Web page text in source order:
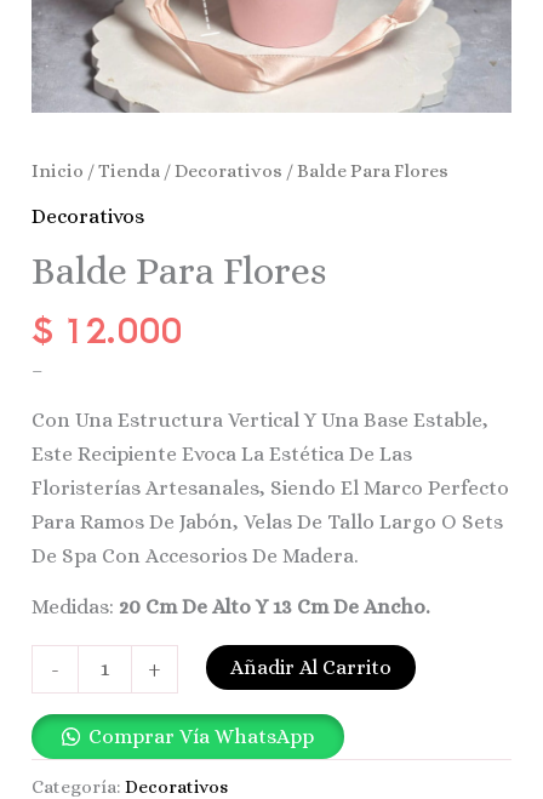
Inicio /Tienda /Decorativos / Balde Para Flores
Decorativos
Balde Para Flores
$ 12.000
–
Con Una Estructura Vertical Y Una Base Estable,
Este Recipiente Evoca La Estética De Las
Floristerías Artesanales, Siendo El Marco Perfecto
Para Ramos De Jabón, Velas De Tallo Largo O Sets
De Spa Con Accesorios De Madera.
Medidas: 20 Cm De Alto Y 13 Cm De Ancho.
- + Añadir Al Carrito
Comprar Vía WhatsApp
Categoría:Decorativos